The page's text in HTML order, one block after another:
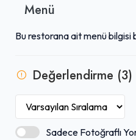
Menü
Bu restorana ait menü bilgisi
Değerlendirme (3)
Sadece Fotoğraflı